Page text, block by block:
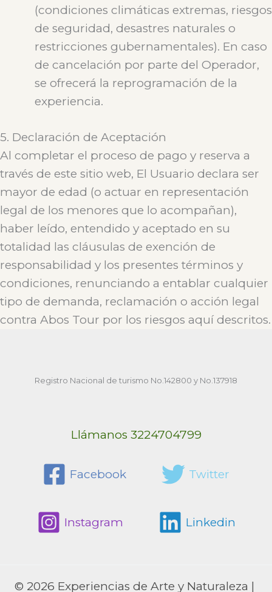
(condiciones climáticas extremas, riesgos
de seguridad, desastres naturales o
restricciones gubernamentales). En caso
de cancelación por parte del Operador,
se ofrecerá la reprogramación de la
experiencia.
5. Declaración de Aceptación
Al completar el proceso de pago y reserva a
través de este sitio web, El Usuario declara ser
mayor de edad (o actuar en representación
legal de los menores que lo acompañan),
haber leído, entendido y aceptado en su
totalidad las cláusulas de exención de
responsabilidad y los presentes términos y
condiciones, renunciando a entablar cualquier
tipo de demanda, reclamación o acción legal
contra Abos Tour por los riesgos aquí descritos.
Registro Nacional de turismo No.142800 y No.137918
Llámanos 3224704799
Facebook Twitter
Instagram Linkedin
© 2026 Experiencias de Arte y Naturaleza |